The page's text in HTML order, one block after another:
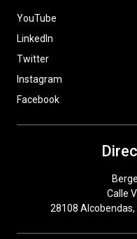
YouTube
LinkedIn
Twitter
Instagram
Facebook
Calle
28108